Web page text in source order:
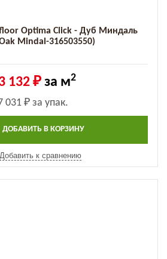
Optima Click - Дуб Миндаль
Mindal-316503550)
132 ₽ за м2
031 ₽ за упак.
ДОБАВИТЬ В КОРЗИНУ
Добавить к сравнению